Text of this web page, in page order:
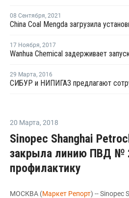
08 Сентября, 2021
17 Ноября, 2017
29 Марта, 2016
20 Марта, 2018
Sinopec Shanghai
закрыла линию ПВД №
профилактику
МОСКВА (Маркет Репорт) -- Sinopec